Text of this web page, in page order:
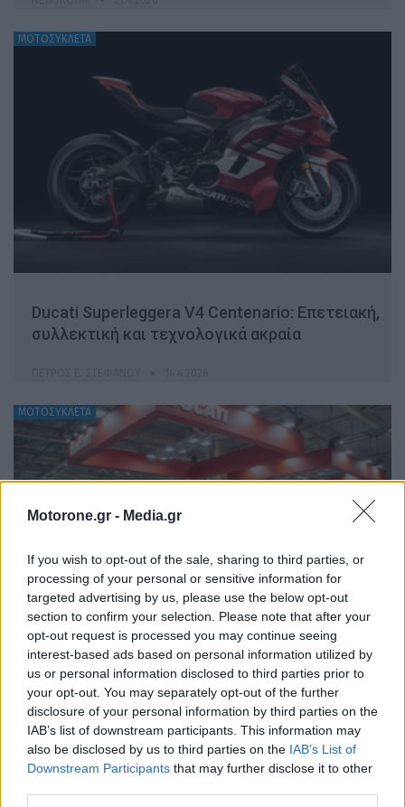
Motorone.gr - Media.gr
If you wish to opt-out of the sale, sharing to third parties, or
processing of your personal or sensitive information for
targeted advertising by us, please use the below opt-out
section to confirm your selection. Please note that after your
opt-out request is processed you may continue seeing
interest-based ads based on personal information utilized by
us or personal information disclosed to third parties prior to
your opt-out. You may separately opt-out of the further
disclosure of your personal information by third parties on the
IAB’s list of downstream participants. This information may
also be disclosed by us to third parties on the IAB’s List of
Downstream Participants that may further disclose it to other
ΜΟΤΟΣΥΚΛΕΤΑ
Ducati Superleggera V4 Centenario: Επετειακή,
συλλεκτική και τεχνολογικά ακραία
ΜΟΤΟΣΥΚΛΕΤΑ
Ducati: Δυναμική παρουσία με 7 πανελλαδικές
πρεμιέρες στην Moto Expo 2026
ΝΊΚΟΣ ΝΑΟΎΜ 9.4.2026